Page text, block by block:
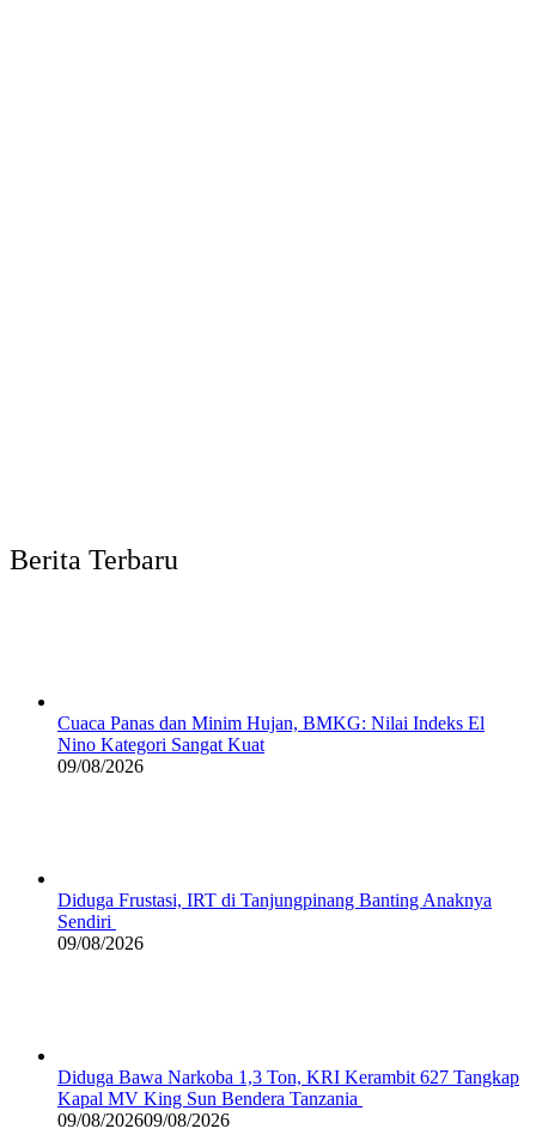
Berita Terbaru
Cuaca Panas dan Minim Hujan, BMKG: Nilai Indeks El
Nino Kategori Sangat Kuat
09/08/2026
Diduga Frustasi, IRT di Tanjungpinang Banting Anaknya
Sendiri
09/08/2026
Diduga Bawa Narkoba 1,3 Ton, KRI Kerambit 627 Tangkap
Kapal MV King Sun Bendera Tanzania
09/08/202609/08/2026